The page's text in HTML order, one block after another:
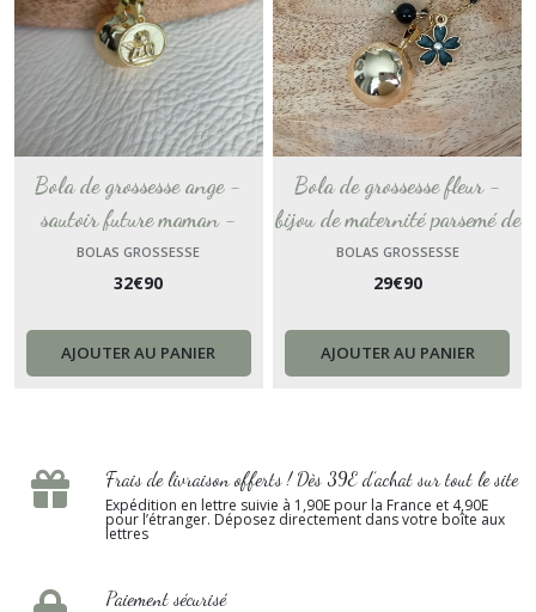
Bola de grossesse ange -
sautoir future maman -
cadeau femme enceinte -
collier bijou femme bola
acier inox France
BOLAS GROSSESSE
32€90
AJOUTER AU PANIER
Bola de grossesse fleur -
bijou de maternité parsemé de
fleur et perles noires -
sautoir pour femme enceinte
prix
BOLAS GROSSESSE
29€90
AJOUTER AU PANIER
Frais de livraison offerts ! Dès 39E d’achat sur tout le site
Expédition en lettre suivie à 1,90E pour la France et 4,90E
pour l’étranger. Déposez directement dans votre boîte aux
lettres
Paiement sécurisé